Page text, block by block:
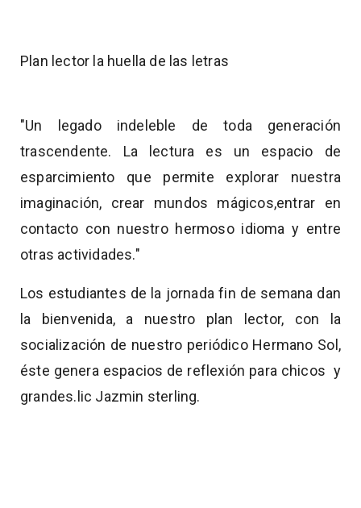
Plan lector la huella de las letras
"Un legado indeleble de toda generación
trascendente. La lectura es un espacio de
esparcimiento que permite explorar nuestra
imaginación, crear mundos mágicos,entrar en
contacto con nuestro hermoso idioma y entre
otras actividades."
Los estudiantes de la jornada fin de semana dan
la bienvenida, a nuestro plan lector, con la
socialización de nuestro periódico Hermano Sol,
éste genera espacios de reflexión para chicos y
grandes.lic Jazmin sterling.